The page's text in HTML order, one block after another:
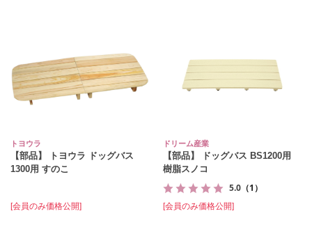
トヨウラ
【部品】 トヨウラ ドッグバス
1300用 すのこ
[会員のみ価格公開]
ドリーム産業
【部品】 ドッグバス BS1200用
樹脂スノコ
5.0 （1）
[会員のみ価格公開]